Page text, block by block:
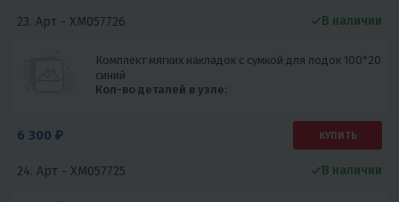
23. Арт - XM057726
Комплект мягких накладок с сумкой для лодок 100*20
синий
Кол-во деталей в узле:
В наличии
6 300 ₽ КУПИТЬ
24. Арт - XM057725 В наличии